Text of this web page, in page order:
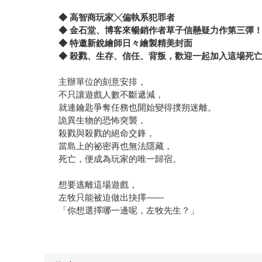
◆高智商玩家╳偏執系犯罪者
◆ 金石堂、博客來暢銷作者草子信懸疑力作第三彈！
◆ 特邀新銳繪師日々繪製精美封面
◆ 殺戮、生存、信任、背叛，歡迎一起加入這場死
主辦單位的刻意安排，
不只讓遊戲人數不斷遞減，
就連鑰匙爭奪任務也開始變得撲朔迷離。
詭異生物的恐怖突襲，
殺戮與殺戮的絕命交鋒，
當島上的祕密再也無法隱藏，
死亡，便成為玩家的唯一歸宿。
想要逃離這場遊戲，
左牧只能被迫做出抉擇——
「你想選擇哪一邊呢，左牧先生？」